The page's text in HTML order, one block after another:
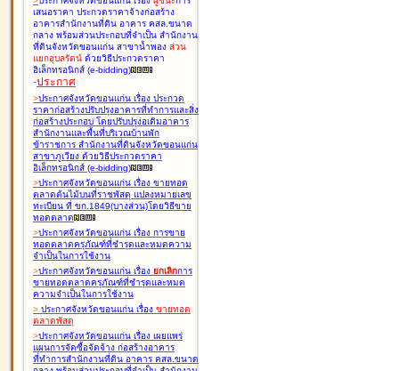
เสนอราคา ประกวดราคาจ้างก่อสร้าง
อาคารสำนักงานที่ดิน อาคาร คสล.ขนาด
กลาง พร้อมส่วนประกอบที่จำเป็น สำนักงาน
ที่ดินจังหวัดขอนแก่น สาขาน้ำพอง ส่วน
แยกอุบลรัตน์ ด้วยวิธีประกวดราคา
อิเล็กทรอนิกส์ (e-bidding)
-ประกาศ
>ประกาศจังหวัดขอนแก่น เรื่อง ประกวด
ราคาก่อสร้างปรับปรุงอาคารที่ทำการและสิ่ง
ก่อสร้างประกอบ โดยปรับปรุง่อเติมอาคาร
สำนักงานและพื้นที่บริเวณบ้านพัก
ข้าราชการ สำนักงานที่ดินจังหวัดขอนแก่น
สาขาภูเวียง ด้วยวิธีประกวดราคา
อิเล็กทรอนิกส์ (e-bidding)
>ประกาศจังหวัดขอนแก่น เรื่อง ขายทอด
ตลาดต้นไม้บนที่ราชพัสดุ แปลงหมายเลข
ทะเบียน ที่ ขก.1849(บางส่วน)โดยวิธีขาย
ทอดตลาด
>ประกาศจังหวัดขอนแก่น เรื่อง การขาย
ทอดตลาดครุภัณฑ์ที่ชำรุดและหมดความ
จำเป็นในการใช้งาน
>ประกาศจังหวัดขอนแก่น เรื่อง ยกเลิกการ
ขายทอดตลาดครุภัณฑ์ที่ชำรุดและหมด
ความจำเป็นในการใช้งาน
> ประกาศจังหวัดขอนแก่น เรื่อง ขายทอด
ตลาดพัสดุ
>ประกาศจังหวัดขอนแก่น เรื่อง เผยแพร่
แผนการจัดซื้อจัดจ้าง ก่อสร้างอาคาร
ที่ทำการสำนักงานที่ดิน อาคาร คสล.ขนาด